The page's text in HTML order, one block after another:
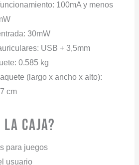
100mA y menos
30mW
USB + 3,5mm
0.585 kg
(largo x ancho x alto):
cm
la caja?
para juegos
usuario